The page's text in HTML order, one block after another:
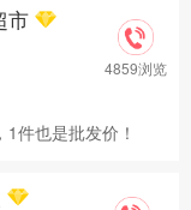
市
件也是批发价！
4859浏览